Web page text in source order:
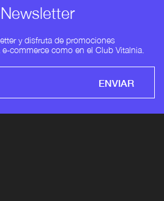
y disfruta de promociones
commerce como en el Club Vitalnia.
ENVIAR